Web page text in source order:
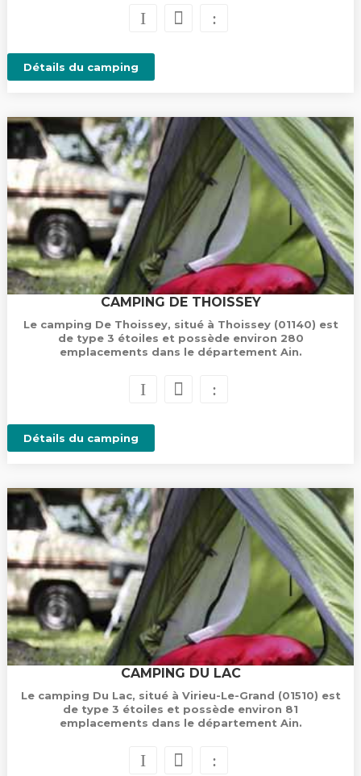
Détails du camping
CAMPING DE THOISSEY
Le camping De Thoissey, situé à Thoissey (01140) est
de type 3 étoiles et possède environ 280
emplacements dans le département Ain.
Détails du camping
CAMPING DU LAC
Le camping Du Lac, situé à Virieu-Le-Grand (01510) est
de type 3 étoiles et possède environ 81
emplacements dans le département Ain.